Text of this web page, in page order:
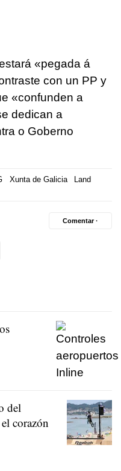
«pegada á
con un PP y
«confunden a
dedican a
o Goberno
Xunta de Galicia
Land
Comentar ·
del
corazón